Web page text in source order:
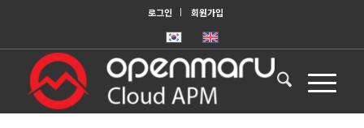
로그인 회원가입